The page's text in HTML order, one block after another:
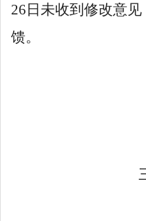
26 日未收到修改意
馈。